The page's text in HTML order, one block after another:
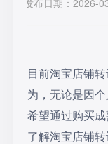
发布日期：2026-
目前淘宝店铺
为，无论是因
希望通过购买
了解淘宝店铺